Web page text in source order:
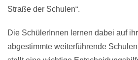
Straße der Schulen“.
Die SchülerInnen lernen dabei auf
abgestimmte weiterführende